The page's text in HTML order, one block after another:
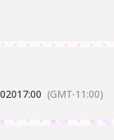
bottom of the receipt
17:00 (GMT-11:00)